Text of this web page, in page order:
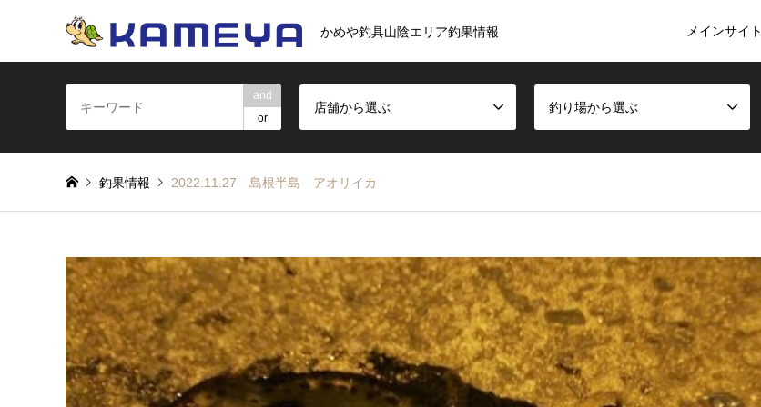
かめや釣具山陰エリア釣果情報 メインサイト
and
or
店舗から選ぶ 釣り場から選ぶ
釣果情報 2022.11.27 島根半島 アオリイカ